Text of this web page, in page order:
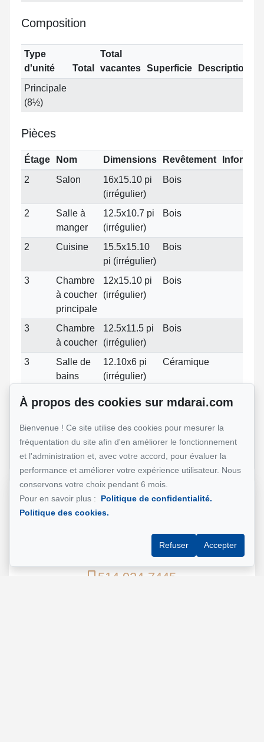
Composition
Type
d'unité
Total
Total
vacantes
Superficie
Description
Principale
(8½)
Pièces
Étage Nom Dimensions Revêtement
2
Salon
16x15.10 pi
(irrégulier)
Bois
2
Salle à
manger
12.5x10.7 pi
(irrégulier)
Bois
2 Cuisine
15.5x15.10
pi (irrégulier)
Bois
3
Chambre
à coucher
principale
12x15.10 pi
(irrégulier)
Bois
3
Chambre
à coucher
12.5x11.5 pi
(irrégulier)
Bois
3
Salle de
bains
12.10x6 pi
(irrégulier)
Céramique
RC
Bureau à
domicile
22x15.5 pi
(irrégulier)
RC
Salle de
bains
8x3 pi
(irrégulier)
Céramique
Référence : #23308270
Mohsen Darai
514 924-7445
À propos des cookies sur mdarai.com
Bienvenue ! Ce site utilise des cookies pour mesurer la
fréquentation du site afin d'en améliorer le fonctionnement
et l'administration et, avec votre accord, pour évaluer la
performance et améliorer votre expérience utilisateur. Nous
conservons votre choix pendant 6 mois.
Pour en savoir plus :
Politique de confidentialité.
Politique des cookies.
Refuser Accepter